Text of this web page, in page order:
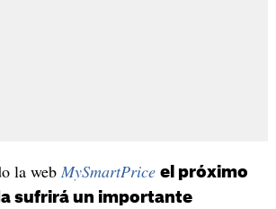
la web MySmartPrice el próximo
sufrirá un importante